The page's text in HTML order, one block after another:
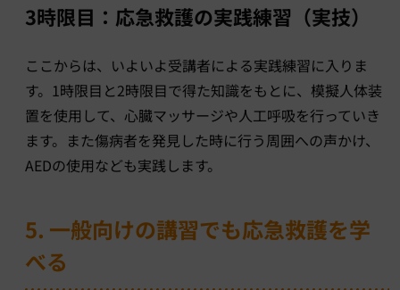
3時限目：応急救護の実践練習（実技）
ここからは、いよいよ受講者による実践練習に入りま
す。1時限目と2時限目で得た知識をもとに、模擬人体装
置を使用して、心臓マッサージや人工呼吸を行っていき
ます。また傷病者を発見した時に行う周囲への声かけ、
AEDの使用なども実践します。
5. 一般向けの講習でも応急救護を学
べる